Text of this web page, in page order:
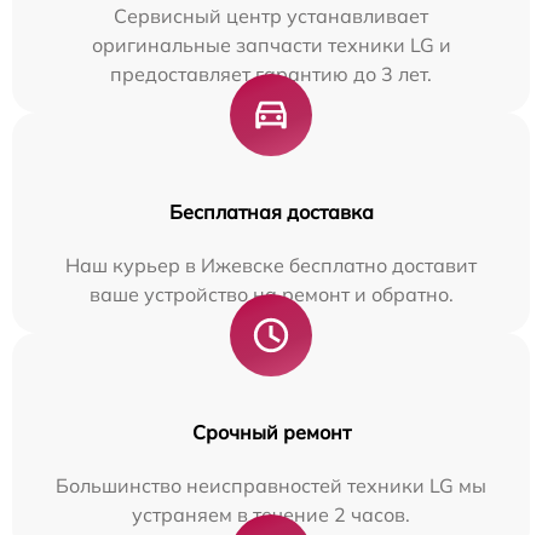
Сервисный центр устанавливает
оригинальные запчасти техники LG и
предоставляет гарантию до 3 лет.
Бесплатная доставка
Наш курьер в Ижевске бесплатно доставит
ваше устройство на ремонт и обратно.
Срочный ремонт
Большинство неисправностей техники LG мы
устраняем в течение 2 часов.